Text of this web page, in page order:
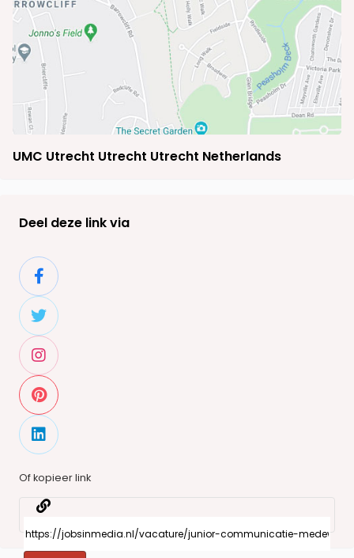
UMC Utrecht Utrecht Utrecht Netherlands
Deel deze link via
Of kopieer link